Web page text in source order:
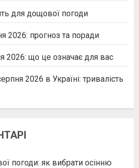
для дощової погоди
2026: прогноз та поради
2026: що це означає для вас
2026 в Україні: тривалість
погоди: як вибрати осінню